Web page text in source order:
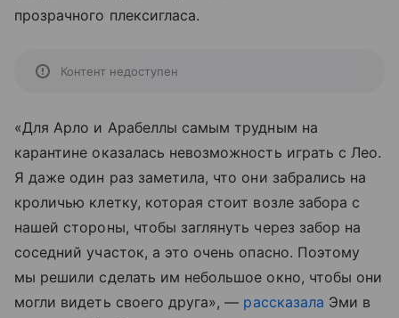
прозрачного плексигласа.
Контент недоступен
«Для Арло и Арабеллы самым трудным на
карантине оказалась невозможность играть с Лео.
Я даже один раз заметила, что они забрались на
кроличью клетку, которая стоит возле забора с
нашей стороны, чтобы заглянуть через забор на
соседний участок, а это очень опасно. Поэтому
мы решили сделать им небольшое окно, чтобы они
могли видеть своего друга», — рассказала Эми в